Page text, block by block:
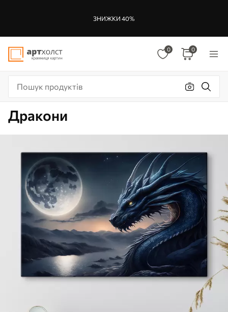
ЗНИЖКИ 40%
0 0
Дракони